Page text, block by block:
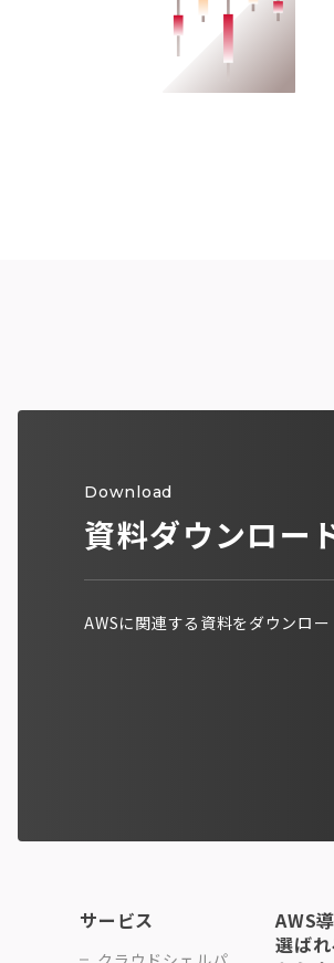
Download
資料ダウンロー
AWSに関連する資料をダウンロ
サービス
AWS
選ば